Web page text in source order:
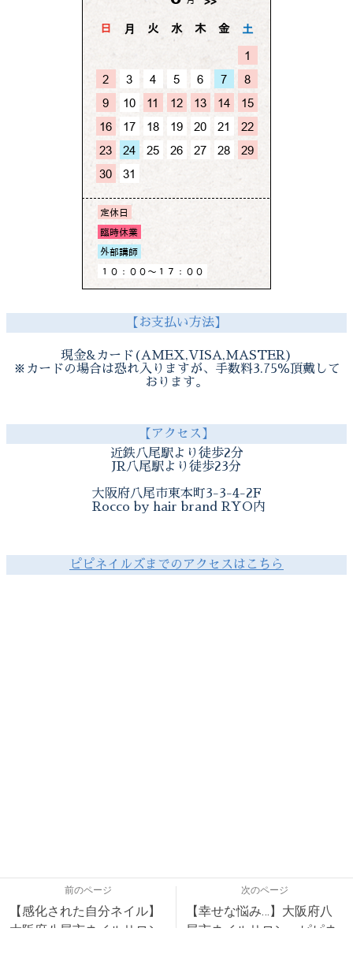
【お支払い方法】
現金&カード(AMEX,VISA,MASTER)
※カードの場合は恐れ入りますが、手数料3.75％頂戴して
おります。
【アクセス】
近鉄八尾駅より徒歩2分
JR八尾駅より徒歩23分
大阪府八尾市東本町3-3-4-2F
Rocco by hair brand RYO内
ピピネイルズまでのアクセスはこちら
前のページ
【感化された自分ネイル】
大阪府八尾市ネイルサロン
次のページ
【幸せな悩み…】大阪府八
尾市ネイルサロン ピピネ